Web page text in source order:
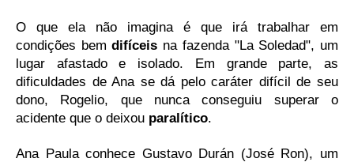
O que ela não imagina é que irá trabalhar em
condições bemdifíceis na fazenda "La Soledad", um
lugar afastado e isolado. Em grande parte, as
dificuldades de Ana se dá pelo caráter difícil de seu
dono, Rogelio, que nunca conseguiu superar o
acidente que o deixou paralítico.
Ana Paula conhece Gustavo Durán (José Ron), um